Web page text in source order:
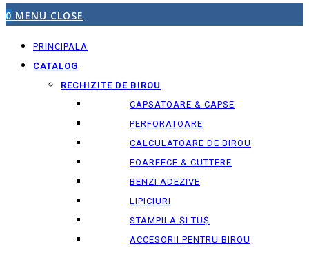
0 MENU CLOSE
PRINCIPALA
CATALOG
RECHIZITE DE BIROU
CAPSATOARE & CAPSE
PERFORATOARE
CALCULATOARE DE BIROU
FOARFECE & CUTTERE
BENZI ADEZIVE
LIPICIURI
STAMPILA ȘI TUȘ
ACCESORII PENTRU BIROU